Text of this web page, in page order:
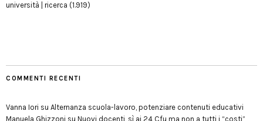
università | ricerca (1.919)
COMMENTI RECENTI
Vanna Iori su Alternanza scuola-lavoro, potenziare contenuti educativi
Manuela Ghizzoni su Nuovi docenti, sì ai 24 Cfu ma non a tutti i “costi”